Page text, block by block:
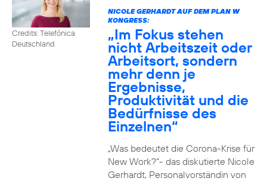
Credits: Telefónica
Deutschland
NICOLE GERHARDT AUF DEM PLAN W
KONGRESS:
„Im Fokus stehen
nicht Arbeitszeit oder
Arbeitsort, sondern
mehr denn je
Ergebnisse,
Produktivität und die
Bedürfnisse des
Einzelnen“
„Was bedeutet die Corona-Krise für
New Work?“- das diskutierte Nicole
Gerhardt, Personalvorständin von